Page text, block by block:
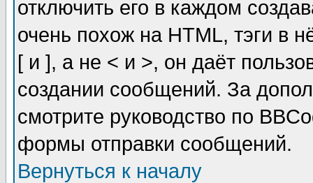
отключить его в каждом
очень похож на HTML, тэги в
[ и ], а не < и >, он даёт
создании сообщений. За
смотрите руководство по
формы отправки сообщений.
Вернуться к началу